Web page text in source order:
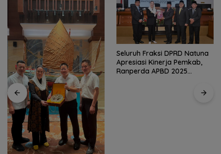
Seluruh Fraksi DPRD Natuna
Apresiasi Kinerja Pemkab,
Ranperda APBD 2025